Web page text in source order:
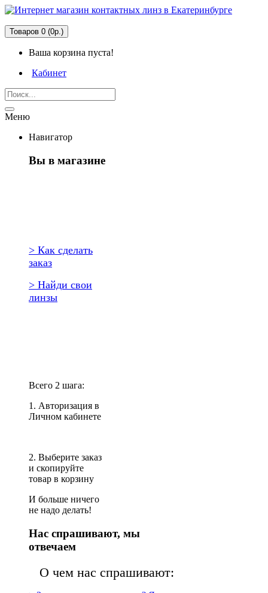
Товаров 0 (0р.)
Ваша корзина пуста!
Кабинет
Меню
Навигатор
Вы в магазине
> Как сделать
заказ
> Найди свои
линзы
Всего 2 шага:
1. Авторизация в
Личном кабинете
2. Выберите заказ
и скопируйте
товар в корзину
И больше ничего
не надо делать!
Нас спрашивают, мы
отвечаем
О чем нас спрашивают: